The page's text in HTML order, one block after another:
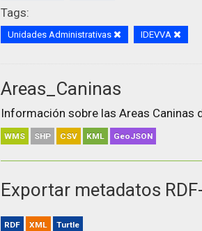
Tags:
Unidades Administrativas IDEVVA
Areas_Caninas
Información sobre las Areas Caninas
WMS SHP CSV KML GeoJSON
Exportar metadatos
RDF XML Turtle